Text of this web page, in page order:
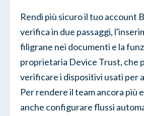
Rendi più sicuro il tuo account
verifica in due passaggi,
filigrane nei documenti e la
proprietaria Device Trust, che
verificare i dispositivi usati per
Per rendere il team ancora più
anche configurare flussi